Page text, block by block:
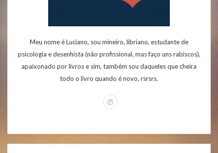
Meu nome é Luciano, sou mineiro, libriano, estudante de
psicologia e desenhista (não profissional, mas faço uns rabiscos),
apaixonado por livros e sim, também sou daqueles que cheira
todo o livro quando é novo, rsrsrs.